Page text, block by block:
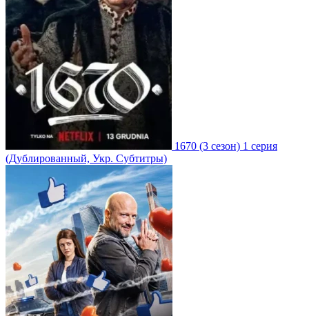
1670 (3 сезон) 1 серия
(Дублированный, Укр. Субтитры)